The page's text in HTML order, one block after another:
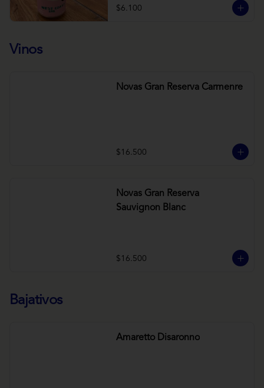
$6.100
Vinos
Novas Gran Reserva Carmenre
$16.500
Novas Gran Reserva
Sauvignon Blanc
$16.500
Bajativos
Amaretto Disaronno